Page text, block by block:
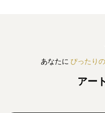
あなたに ぴったり
アー